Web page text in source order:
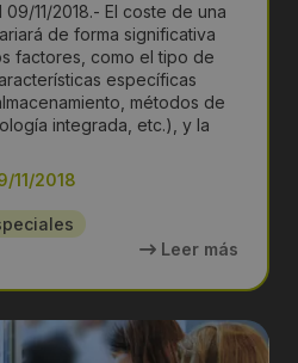
09/11/2018.- El coste de una
de forma significativa
factores, como el tipo de
específicas
métodos de
integrada, etc.), y la
11/2018
Leer más